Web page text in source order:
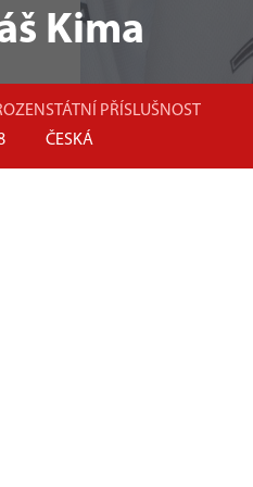
Kima
STÁTNÍ PŘÍSLUŠNOST
ČESKÁ